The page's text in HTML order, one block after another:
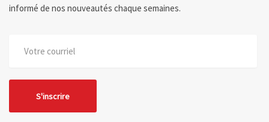
informé de nos nouveautés chaque semaines.